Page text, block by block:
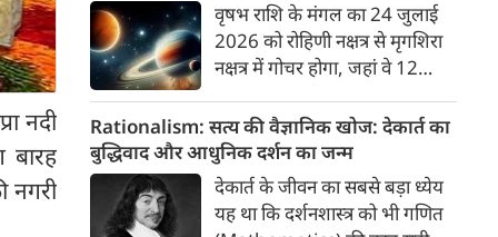
नदी
बारह
नगरी
वृषभ राशि के मंगल का 24 जुलाई
2026 को रोहिणी नक्षत्र से मृगशिरा
नक्षत्र में गोचर होगा, जहां वे 12
परिवर्तन के चलते 3 राशि के लोगों
को 12 अगस्त तक रहना होगा
सावधान। चलिए जानते हैं कि किन
राशि 3 राशियों को रहना होगा
सावधान।
Rationalism: सत्य की वैज्ञानिक खोज: देकार्त का
बुद्धिवाद और आधुनिक दर्शन का जन्म
देकार्त के जीवन का सबसे बड़ा ध्येय
यह था कि दर्शनशास्त्र को भी गणित